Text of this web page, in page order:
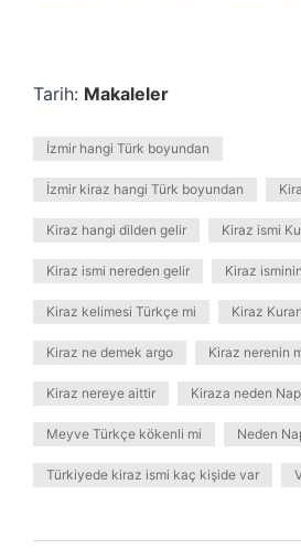
Tarih: Makaleler
İzmir hangi Türk boyundan
İzmir kiraz hangi Türk boyundan
Kiraz hangi dilden gelir Kiraz ismi
Kiraz ismi nereden gelir Kiraz
Kiraz kelimesi Türkçe mi Kiraz
Kiraz ne demek argo Kiraz nerenin
Kiraz nereye aittir Kiraza neden
Meyve Türkçe kökenli mi Neden
Türkiyede kiraz ismi kaç kişide var